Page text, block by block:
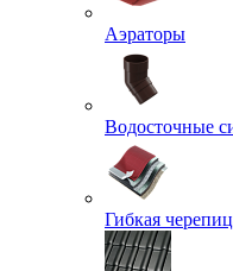
Аэраторы
Водосточные
Гибкая